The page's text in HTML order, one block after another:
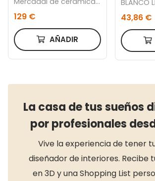
129 €
AÑADIR
BLANCO
3000K
43,86 €
La casa de tus sueños
por profesionales
Vive la experiencia de tener
diseñador de interiores. Recibe
en 3D y una Shopping List